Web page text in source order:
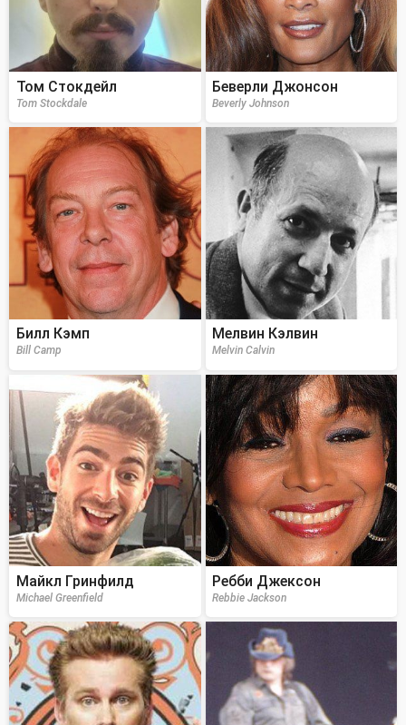
Том Стокдейл
Tom Stockdale
Беверли Джонсон
Beverly Johnson
Билл Кэмп
Bill Camp
Мелвин Кэлвин
Melvin Calvin
Майкл Гринфилд
Michael Greenfield
Ребби Джексон
Rebbie Jackson